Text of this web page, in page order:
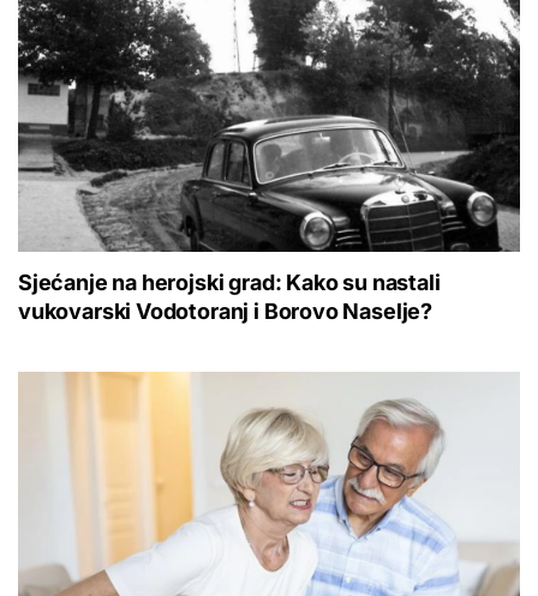
Sjećanje na herojski grad: Kako su nastali
vukovarski Vodotoranj i Borovo Naselje?